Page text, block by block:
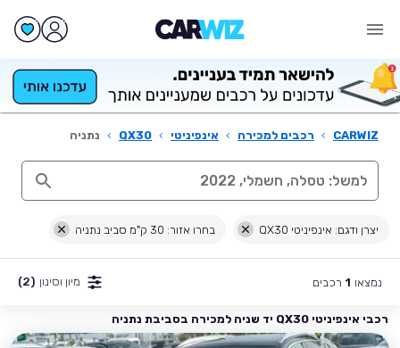
CARWIZ
› רכבים למכירה › אינפיניטי ›
QX30
› נתניה
יצרן ודגם: אינפיניטי QX30 בחרו אזור: 30 ק"מ סביב נתניה
נמצאו 1 רכבים מיון וסינון (2)
רכבי אינפיניטי QX30 יד שניה למכירה בסביבת נתניה